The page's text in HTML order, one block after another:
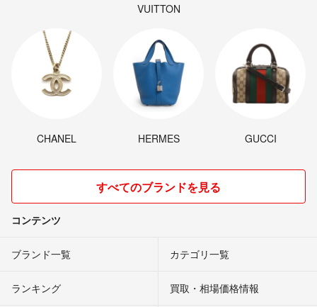
VUITTON
CHANEL HERMES GUCCI
すべてのブランドを見る
コンテンツ
ブランド一覧 カテゴリ一覧
ランキング 買取・相場価格情報